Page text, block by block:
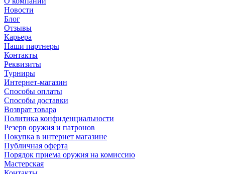
Новости
Блог
Отзывы
Карьера
Наши партнеры
Контакты
Реквизиты
Турниры
Интернет-магазин
Способы оплаты
Способы доставки
Возврат товара
Политика конфиденциальности
Резерв оружия и патронов
Покупка в интернет магазине
Публичная оферта
Порядок приема оружия на комиссию
Мастерская